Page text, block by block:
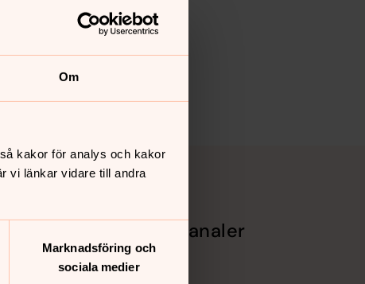
Om
kakor för analys och kakor
vi länkar vidare till andra
Marknadsföring och
sociala medier
Sociala kanaler
Facebook